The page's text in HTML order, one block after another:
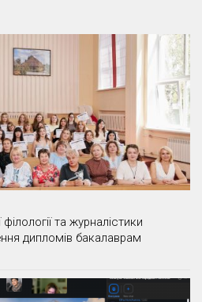
та журналістики
дипломів бакалаврам